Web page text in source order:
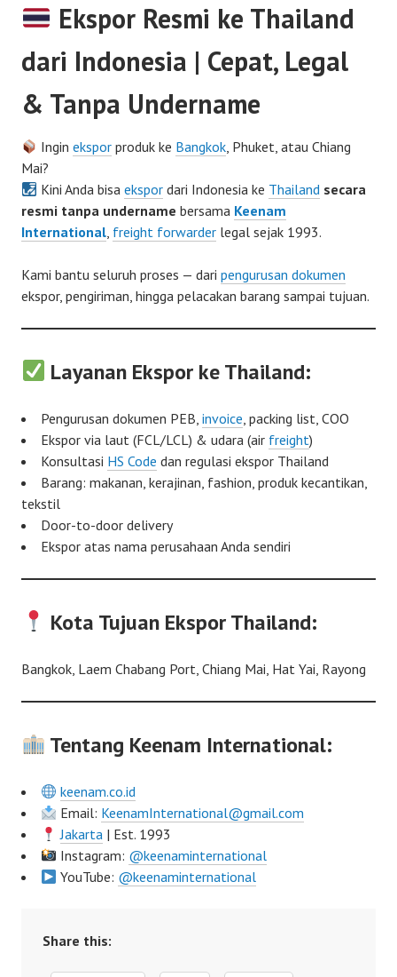
Ekspor Resmi ke Thailand
dari Indonesia | Cepat, Legal
& Tanpa Undername
Inginekspor produk ke Bangkok, Phuket, atau Chiang
Mai?
Kini Anda bisaekspor dari Indonesia ke Thailand secara
resmi tanpa undername bersama Keenam
International, freight forwarder legal sejak 1993.
Kami bantu seluruh proses — dari pengurusan dokumen
ekspor, pengiriman, hingga pelacakan barang sampai tujuan.
Layanan Ekspor ke Thailand:
Pengurusan dokumen PEB, invoice, packing list, COO
Ekspor via laut (FCL/LCL) & udara (air freight)
Konsultasi HS Code dan regulasi ekspor Thailand
Barang: makanan, kerajinan, fashion, produk kecantikan,
tekstil
Door-to-door delivery
Ekspor atas nama perusahaan Anda sendiri
Kota Tujuan Ekspor Thailand:
Bangkok, Laem Chabang Port, Chiang Mai, Hat Yai, Rayong
Tentang Keenam International:
keenam.co.id
Email: KeenamInternational@gmail.com
Jakarta | Est. 1993
Instagram: @keenaminternational
YouTube: @keenaminternational
Share this: